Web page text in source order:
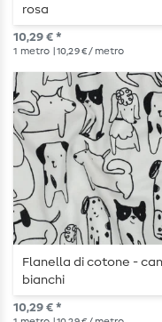
rosa
10,29 € *
1 metro | 10,29 € / metro
Flanella di cotone -
bianchi
10,29 € *